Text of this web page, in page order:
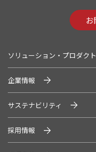
システムサポート胡蝶
SNS公式アカウント一覧
English
U.S. FrontLine
お問い合わせ
お
ソリューション・プロダクト
企業情報
サステナビリティ
採用情報